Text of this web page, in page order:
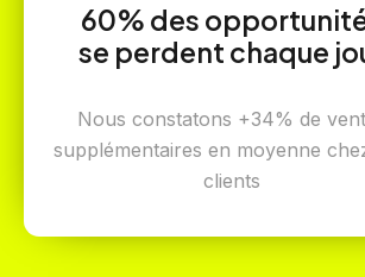
60% des
se perdent chaque
Nous constatons +34% de
supplémentaires en moyenne
clients